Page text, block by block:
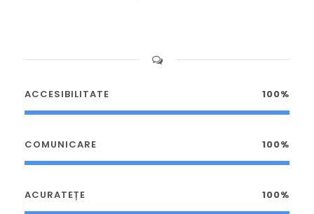
ACCESIBILITATE 100%
COMUNICARE 100%
ACURATEȚE 100%